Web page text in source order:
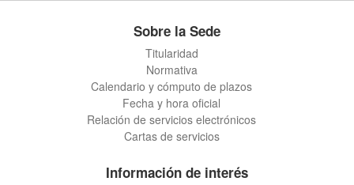
Sobre la Sede
Titularidad
Normativa
Calendario y cómputo de plazos
Fecha y hora oficial
Relación de servicios electrónicos
Cartas de servicios
Información de interés